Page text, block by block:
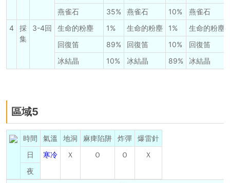
燕雀石
35% 燕雀石 10%
燕雀石
4
採
集
3-4回 生命的粉塵 1% 生命的粉塵 1%
生命的粉塵
回復笛
89% 回復笛 10%
回復笛
冰結晶
10% 冰結晶 89% 冰結晶
區域5
時間 氣溫 地洞 麻痺陷阱 炸彈
爆雷針
日
寒冷 Ｘ Ｏ Ｏ
Ｘ
夜